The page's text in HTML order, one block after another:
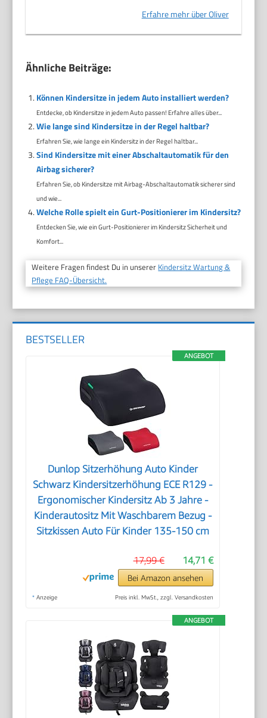
Erfahre mehr über Oliver
Ähnliche Beiträge:
Können Kindersitze in jedem Auto installiert werden?
Entdecke, ob Kindersitze in jedem Auto passen! Erfahre alles über...
Wie lange sind Kindersitze in der Regel haltbar?
Erfahren Sie, wie lange ein Kindersitz in der Regel haltbar...
Sind Kindersitze mit einer Abschaltautomatik für den
Airbag sicherer?
Erfahren Sie, ob Kindersitze mit Airbag-Abschaltautomatik sicherer sind
und wie...
Welche Rolle spielt ein Gurt-Positionierer im Kindersitz?
Entdecken Sie, wie ein Gurt-Positionierer im Kindersitz Sicherheit und
Komfort...
Weitere Fragen findest Du in unserer Kindersitz Wartung &
Pflege FAQ-Übersicht.
BESTSELLER
ANGEBOT
Dunlop Sitzerhöhung Auto Kinder
Schwarz Kindersitzerhöhung ECE R129 -
Ergonomischer Kindersitz Ab 3 Jahre -
Kinderautositz Mit Waschbarem Bezug -
Sitzkissen Auto Für Kinder 135-150 cm
14,71 €
17,99 €
Bei Amazon ansehen
* Anzeige Preis inkl. MwSt., zzgl. Versandkosten
ANGEBOT